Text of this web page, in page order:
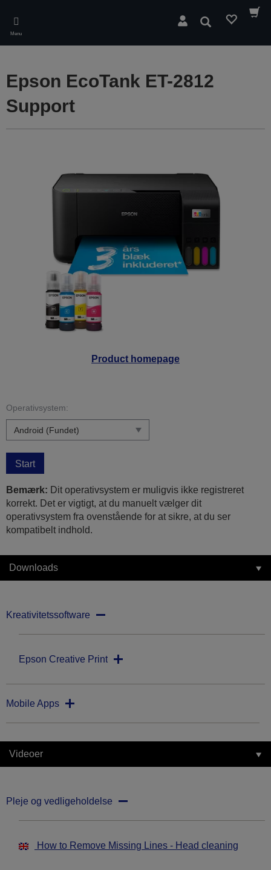
main
content
Menu
Søg
Product homepage
Epson EcoTank ET-2812
Support
Operativsystem:
Start
Bemærk: Dit operativsystem er muligvis ikke registreret
korrekt. Det er vigtigt, at du manuelt vælger dit
operativsystem fra ovenstående for at sikre, at du ser
kompatibelt indhold.
Downloads
Kreativitetssoftware
Epson Creative Print
Mobile Apps
Videoer
Pleje og vedligeholdelse
How to Remove Missing Lines - Head cleaning